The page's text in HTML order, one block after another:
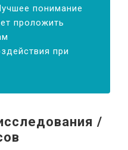
понимание
проложить
при
/